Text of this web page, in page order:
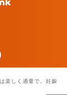
楽しく適量で。 妊娠